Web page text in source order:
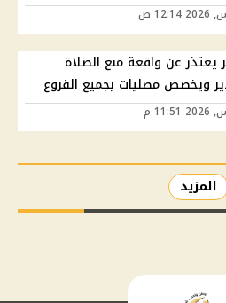
عن واقعة منع الصلاة
ويخصص مصليات بجميع الفروع
المزيد